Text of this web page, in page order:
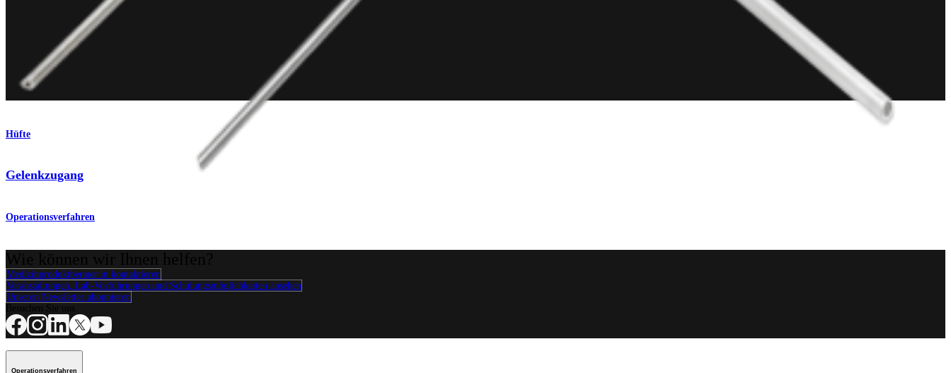
Hüfte
Gelenkzugang
Operationsverfahren
Medizinproduktberater:in kontaktieren
Veranstaltungen, Lab-Vorführungen und Schulungsmöglichkeiten ansehen
Unseren Newsletter abonnieren
Operationsverfahren